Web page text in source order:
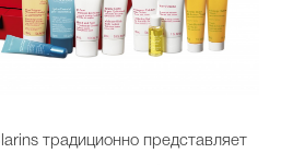
традиционно представляет